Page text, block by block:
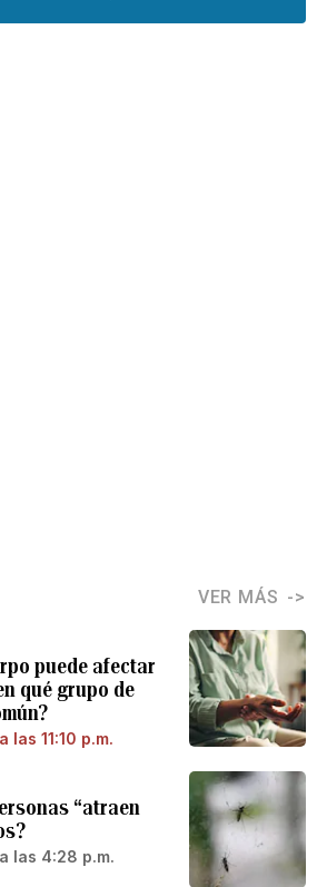
VER MÁS
puede afectar
qué grupo de
11:10 p.m.
“atraen
las 4:28 p.m.